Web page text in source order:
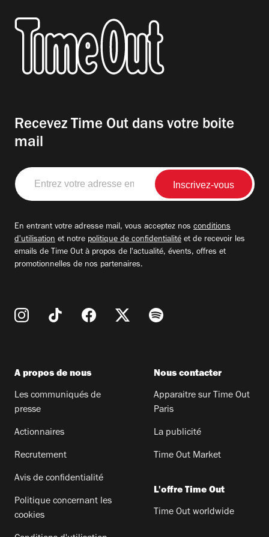
Recevez Time Out dans votre boite
mail
Entrez
votre
adresse
En entrant votre adresse mail, vous acceptez nos conditions
d'utilisation et notre politique de confidentialité et de recevoir les
emails de Time Out à propos de l'actualité, évents, offres et
promotionnelles de nos partenaires.
A propos de nous
Les communiqués de
presse
Actionnaires
Recrutement
Avis de confidentialité
Politique concernant les
cookies
Nous contacter
Apparaitre sur Time Out
Paris
La publicité
Time Out Market
L'offre Time Out
Time Out worldwide